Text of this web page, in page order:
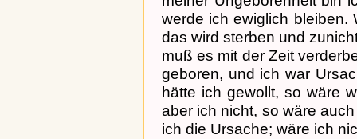
werde ich ewiglich bleiben.
das wird sterben und
muß es mit der Zeit
geboren, und ich war
hätte ich gewollt, so wäre
aber ich nicht, so wäre
ich die Ursache; wäre ich